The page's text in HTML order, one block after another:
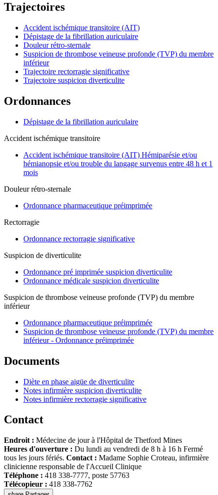
Trajectoires
Accident ischémique transitoire (AIT)
Dépistage de la fibrillation auriculaire
Douleur rétro-sternale
Suspicion de thrombose veineuse profonde (TVP) du membre
inférieur
Trajectoire rectorragie significative
Trajectoire suspicion diverticulite
Ordonnances
Dépistage de la fibrillation auriculaire
Accident ischémique transitoire
Accident ischémique transitoire (AIT) Hémiparésie et/ou
hémianopsie et/ou trouble du langage survenus entre 48 h et 1
mois
Douleur rétro-sternale
Ordonnance pharmaceutique préimprimée
Rectorragie
Ordonnance rectorragie significative
Suspicion de diverticulite
Ordonnance pré imprimée suspicion diverticulite
Ordonnance médicale suspicion diverticulite
Suspicion de thrombose veineuse profonde (TVP) du membre
inférieur
Ordonnance pharmaceutique préimprimée
Suspicion de thrombose veineuse profonde (TVP) du membre
inférieur - Ordonnance préimprimée
Documents
Diète en phase aigüe de diverticulite
Notes infirmière suspicion diverticulite
Notes infirmière rectorragie significative
Contact
Endroit : Médecine de jour à l'Hôpital de Thetford Mines
Heures d'ouverture : Du lundi au vendredi de 8 h à 16 h Fermé
tous les jours fériés. Contact : Madame Sophie Croteau, infirmière
clinicienne responsable de l'Accueil Clinique
Téléphone : 418 338-7777, poste 57763
Télécopieur : 418 338-7762